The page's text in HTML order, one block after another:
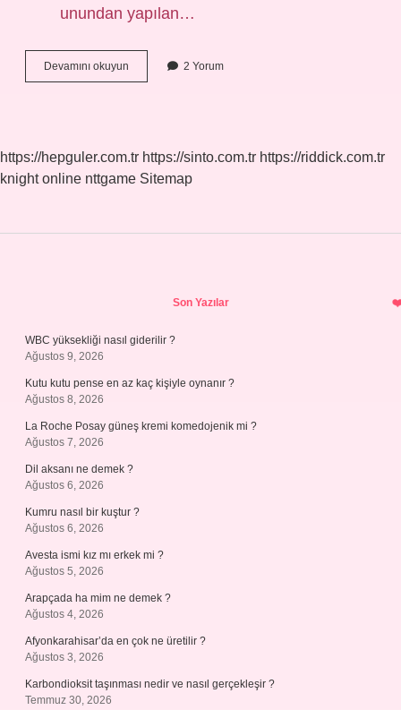
unundan yapılan…
Devamını okuyun
Buğday
2 Yorum
https://hepguler.com.tr https://sinto.com.tr https://riddick.com.tr
knight online nttgame Sitemap
Son Yazılar
WBC yüksekliği nasıl giderilir ?
Ağustos 9, 2026
Kutu kutu pense en az kaç kişiyle oynanır ?
Ağustos 8, 2026
La Roche Posay güneş kremi komedojenik mi ?
Ağustos 7, 2026
Dil aksanı ne demek ?
Ağustos 6, 2026
Kumru nasıl bir kuştur ?
Ağustos 6, 2026
Avesta ismi kız mı erkek mi ?
Ağustos 5, 2026
Arapçada ha mim ne demek ?
Ağustos 4, 2026
Afyonkarahisar’da en çok ne üretilir ?
Ağustos 3, 2026
Karbondioksit taşınması nedir ve nasıl gerçekleşir ?
Temmuz 30, 2026